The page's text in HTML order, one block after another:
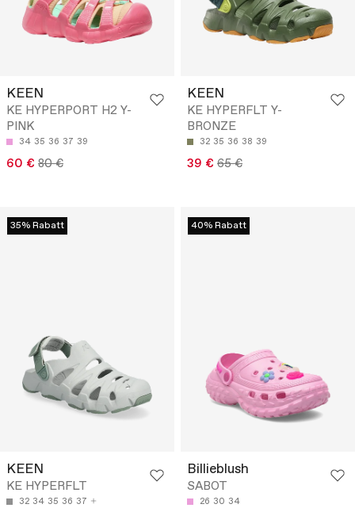
KEEN
KE HYPERPORT H2 Y-
PINK
34 35 36 37 39
60 € 80 €
KEEN
KE HYPERFLT Y-
BRONZE
32 35 36 38 39
39 € 65 €
35% Rabatt
KEEN
KE HYPERFLT
32 34 35 36 37
40% Rabatt
Billieblush
SABOT
26 30 34